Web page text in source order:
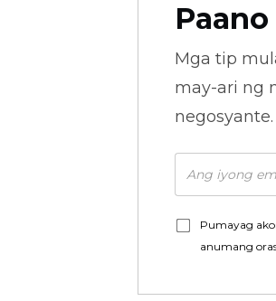
Mga tip
may-ari ng
negosyante.
Pumayag
anumang